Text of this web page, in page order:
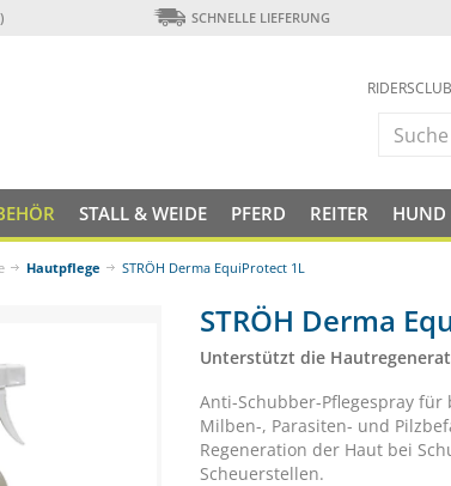
SCHNELLE LIEFERUNG
RIDERSCLUB
STALL & WEIDE PFERD REITER HUND
Hautpflege STRÖH Derma EquiProtect 1L
STRÖH Derma
Unterstützt die
Anti-Schubber-Pflegespray
Milben-, Parasiten- und
Regeneration der Haut bei
Scheuerstellen.